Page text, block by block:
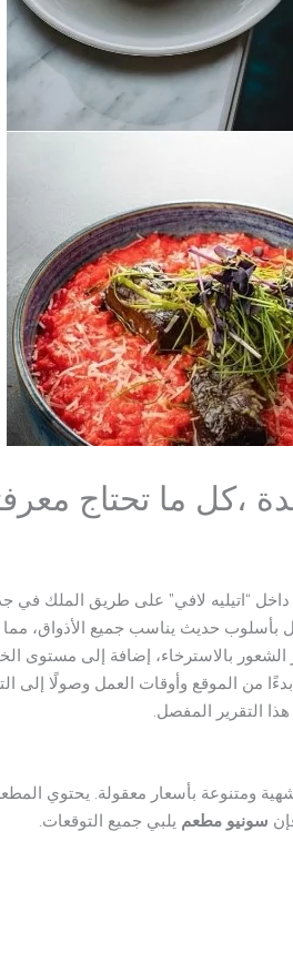
،كل ما تحتاج
داخل “اتيليه لافي” على طريق الملك في
بأسلوب حديث يناسب جميع الأذواق،
بالاسترخاء، إضافة إلى مستوى
من الموقع وأوقات العمل وصولًا إلى
التقرير المفصل.
ومتنوعة بأسعار معقولة. يحتوي
سونيو مطعم يلبي جميع التوقعات.